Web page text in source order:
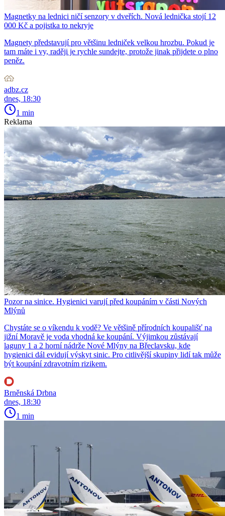
Magnetky na lednici ničí senzory v dveřích. Nová lednička stojí 12
000 Kč a pojistka to nekryje
Magnety představují pro většinu ledniček velkou hrozbu. Pokud je
tam máte i vy, raději je rychle sundejte, protože jinak přijdete o plno
peněz.
adbz.cz
dnes, 18:30
1 min
Reklama
Pozor na sinice. Hygienici varují před koupáním v části Nových
Mlýnů
Chystáte se o víkendu k vodě? Ve většině přírodních koupališť na
jižní Moravě je voda vhodná ke koupání. Výjimkou zůstávají
laguny 1 a 2 horní nádrže Nové Mlýny na Břeclavsku, kde
hygienici dál evidují výskyt sinic. Pro citlivější skupiny lidí tak může
být koupání zdravotním rizikem.
Brněnská Drbna
dnes, 18:30
1 min